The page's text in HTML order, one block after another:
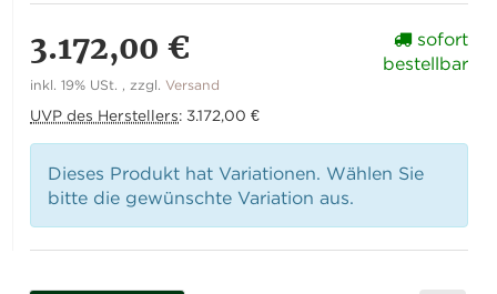
3.172,00 €
inkl. 19% USt. , zzgl.Versand
UVP des Herstellers: 3.172,00 €
sofort
bestellbar
Dieses Produkt hat Variationen. Wählen Sie
bitte die gewünschte Variation aus.